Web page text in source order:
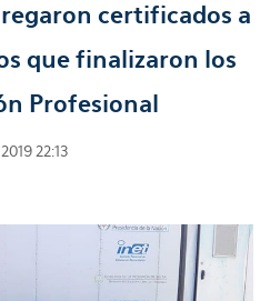
certificados a
que finalizaron los
Profesional
22:13